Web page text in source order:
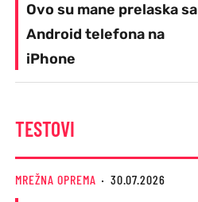
Ovo su mane prelaska sa
Android telefona na
iPhone
TESTOVI
MREŽNA OPREMA 30.07.2026